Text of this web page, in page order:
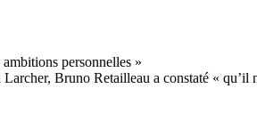
Bruno Retailleau a constaté «